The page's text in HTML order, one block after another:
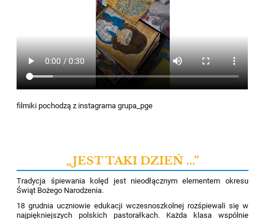
filmiki pochodzą z instagrama grupa_pge
„JEST TAKI DZIEŃ ...”
Tradycja śpiewania kolęd jest nieodłącznym elementem okresu
Świąt Bożego Narodzenia.
18 grudnia uczniowie edukacji wczesnoszkolnej rozśpiewali się w
najpiękniejszych polskich pastorałkach. Każda klasa wspólnie